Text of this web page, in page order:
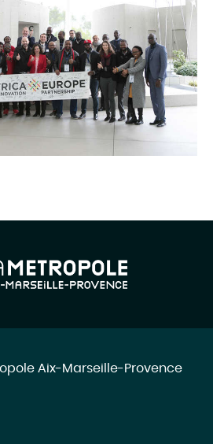
Aix-Marseille-Provence